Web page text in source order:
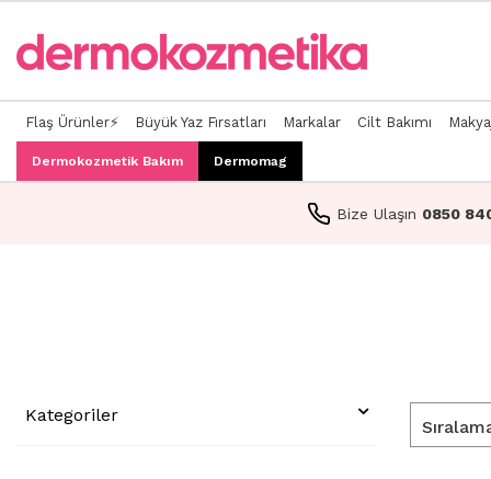
Flaş Ürünler⚡ Büyük Yaz Fırsatları Markalar Cilt Bakımı
Dermokozmetik Bakım Dermomag
Bize Ulaşın 0850
Kategoriler